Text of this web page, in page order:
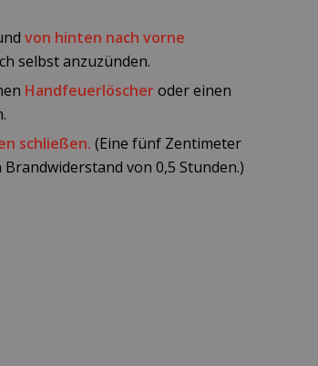
von hinten nach vorne
selbst anzuzünden.
Handfeuerlöscheroder einen
schließen. (Eine fünf Zentimeter
von 0,5 Stunden.)